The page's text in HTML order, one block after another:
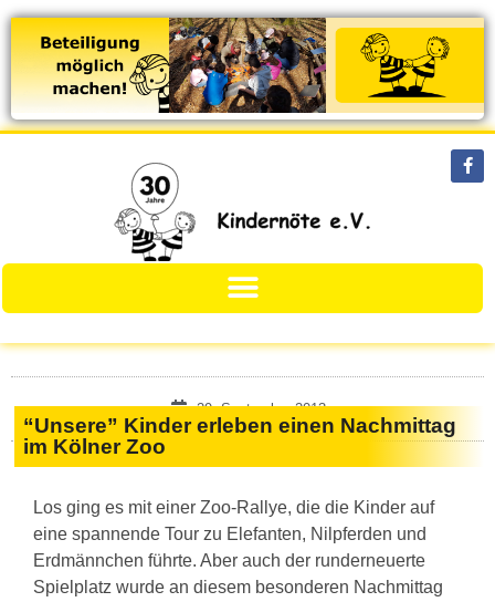
29. September 2013
“Unsere” Kinder erleben einen Nachmittag
im Kölner Zoo
Los ging es mit einer Zoo-Rallye, die die Kinder auf
eine spannende Tour zu Elefanten, Nilpferden und
Erdmännchen führte. Aber auch der runderneuerte
Spielplatz wurde an diesem besonderen Nachmittag